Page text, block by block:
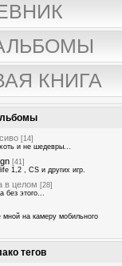
КНИГА
[14]
и не шедевры...
[41]
1,2 , CS и других игр.
в целом [28]
без этого...
на камеру мобильного
тегов